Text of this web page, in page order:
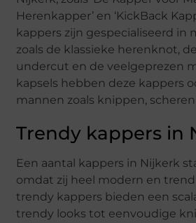
Herenkapper’ en ‘KickBack
kappers zijn gespecialiseerd in
zoals de klassieke herenknot,
undercut en de veelgeprezen
kapsels hebben deze kappers
mannen zoals knippen,
Trendy kappers in
Een aantal kappers in Nijkerk
omdat zij heel modern en
trendy kappers bieden een
trendy looks tot eenvoudige